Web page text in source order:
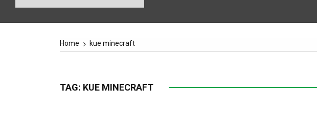
Home kue minecraft
TAG: KUE MINECRAFT